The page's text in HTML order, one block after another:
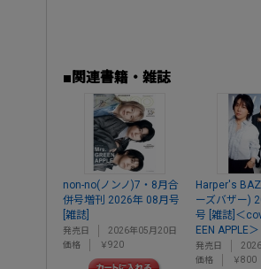
■関連書籍・雑誌
non-no(ノンノ)7・8月合
併号増刊 2026年 08月号
[雑誌]
発売日
2026年05月20日
価格
￥920
Harper's
ーズバザー)
号 [雑誌]＜
EEN APPLE＞
発売日
価格
￥800